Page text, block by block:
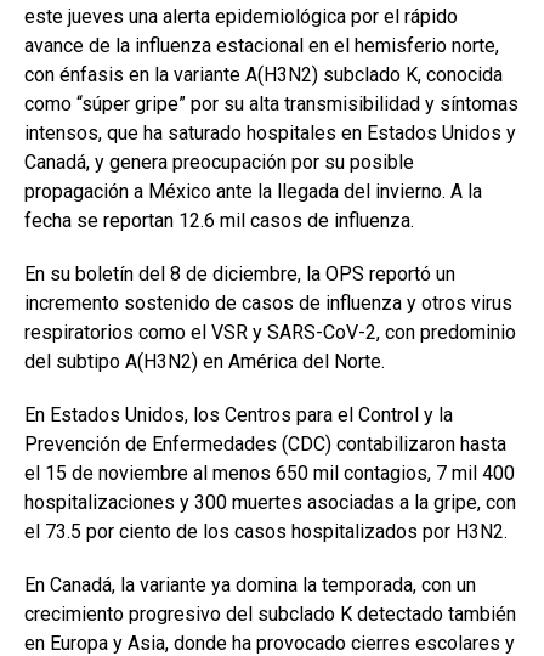
este jueves una alerta epidemiológica por el rápido
avance de la influenza estacional en el hemisferio norte,
con énfasis en la variante A(H3N2) subclado K, conocida
como “súper gripe” por su alta transmisibilidad y síntomas
intensos, que ha saturado hospitales en Estados Unidos y
Canadá, y genera preocupación por su posible
propagación a México ante la llegada del invierno. A la
fecha se reportan 12.6 mil casos de influenza.
En su boletín del 8 de diciembre, la OPS reportó un
incremento sostenido de casos de influenza y otros virus
respiratorios como el VSR y SARS-CoV-2, con predominio
del subtipo A(H3N2) en América del Norte.
En Estados Unidos, los Centros para el Control y la
Prevención de Enfermedades (CDC) contabilizaron hasta
el 15 de noviembre al menos 650 mil contagios, 7 mil 400
hospitalizaciones y 300 muertes asociadas a la gripe, con
el 73.5 por ciento de los casos hospitalizados por H3N2.
En Canadá, la variante ya domina la temporada, con un
crecimiento progresivo del subclado K detectado también
en Europa y Asia, donde ha provocado cierres escolares y